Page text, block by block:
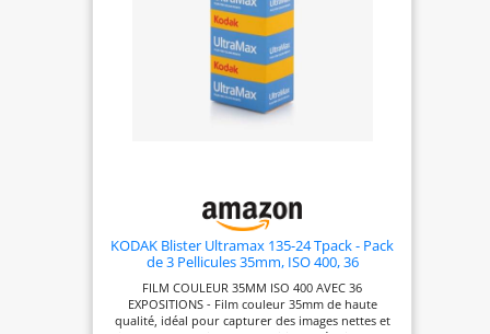
KODAK Blister Ultramax 135-24 Tpack - Pack
de 3 Pellicules 35mm, ISO 400, 36
Intérieur et en Extérieur
FILM COULEUR 35MM ISO 400 AVEC 36
EXPOSITIONS - Film couleur 35mm de haute
qualité, idéal pour capturer des images nettes et